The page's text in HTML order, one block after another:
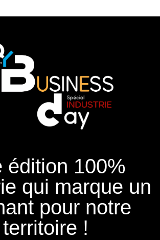
édition 100%
qui marque un
pour notre
territoire !